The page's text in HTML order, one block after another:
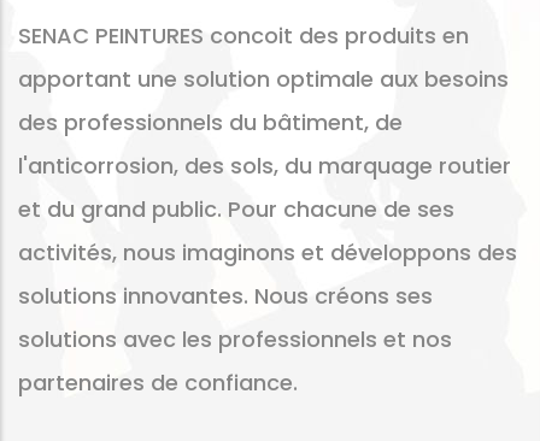
SENAC PEINTURES concoit des produits en
apportant une solution optimale aux besoins
des professionnels du bâtiment, de
l'anticorrosion, des sols, du marquage routier
et du grand public. Pour chacune de ses
activités, nous imaginons et développons des
solutions innovantes. Nous créons ses
solutions avec les professionnels et nos
partenaires de confiance.